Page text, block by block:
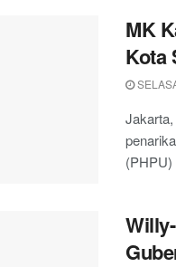
MK
Kota
(PHPU)